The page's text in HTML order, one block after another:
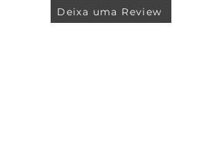
Deixa uma Review